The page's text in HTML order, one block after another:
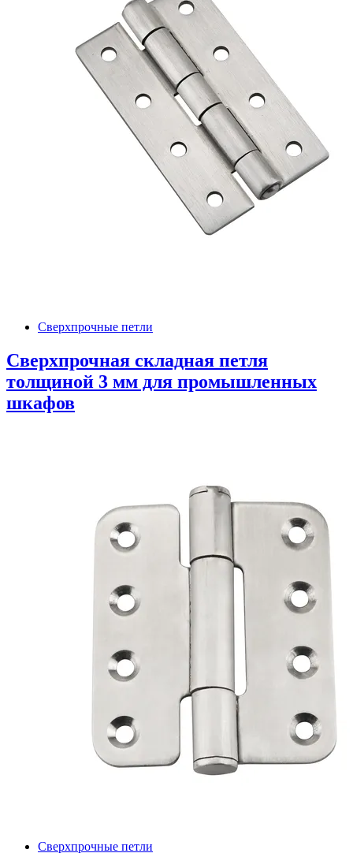
Сверхпрочные петли
Сверхпрочная складная петля
толщиной 3 мм для промышленных
шкафов
Сверхпрочные петли